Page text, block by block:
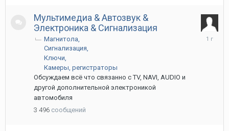
Мультимедиа & Автозвук &
Электроника & Сигнализация
Магнитола
Сигнализация
Ключи
Камеры, регистраторы
Обсуждаем всё что связанно с TV, NAVI, AUDIO и
другой дополнительной электроникой
автомобиля
3 496 сообщений
23